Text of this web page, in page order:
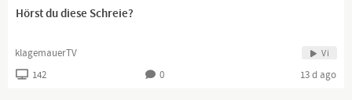
Hörst du diese Schreie?
klagemauerTV Vi
142 0 13 d ago